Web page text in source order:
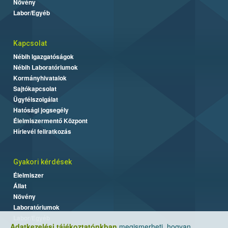
Növény
Labor/Egyéb
Kapcsolat
Nébih Igazgatóságok
Nébih Laboratóriumok
Kormányhivatalok
Sajtókapcsolat
Ügyfélszolgálat
Hatósági jogsegély
Élelmiszermentő Központ
Hírlevél feliratkozás
Gyakori kérdések
Élelmiszer
Állat
Növény
Laboratóriumok